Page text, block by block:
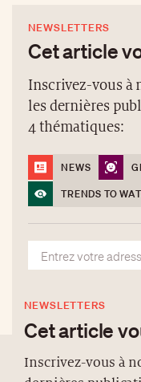
NEWSLETTERS
Cet article
Inscrivez-vous à
les dernières
4 thématiques:
NEWS
TRENDS TO
NEWSLETTERS
Cet article
Inscrivez-vous à